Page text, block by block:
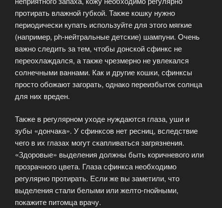
протирать влажной губкой. Также кошку нужно
периодически купать используйте для этого мягкие
(например, ph-нейтральные детские) шампуни. Очень
важно следить за тем, чтобы донской сфинкс не
переохлаждался, а также чрезмерно не увлекался
солнечными ваннами. Как и другие кошки, сфинксы
просто обожают загорать, однако переизбыток солнца
для них вреден.
Также в регулярном уходе нуждаются глаза, уши и
зубы «дончака». У сфинксов нет ресниц, вследствие
чего в их глазах могут скапливаться загрязнения.
«Здоровые» выделения должны быть коричневого или
прозрачного цвета. Глаза сфинкса необходимо
регулярно протирать. Если же вы заметили, что
выделения стали белыми или желто-гнойными,
покажите питомца врачу.